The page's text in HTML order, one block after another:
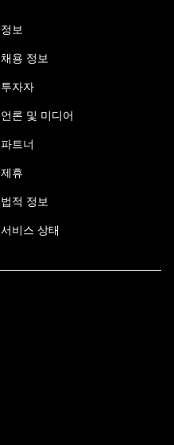
정보
채용 정보
투자자
언론 및 미디어
파트너
제휴
법적 정보
서비스 상태